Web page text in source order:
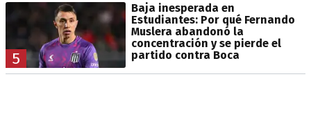
5
Baja inesperada en
Estudiantes: Por qué Fernando
Muslera abandonó la
concentración y se pierde el
partido contra Boca